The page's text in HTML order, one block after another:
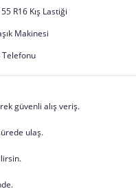
R16 Kış Lastiği
Makinesi
Telefonu
güvenli alış veriş.
ulaş.